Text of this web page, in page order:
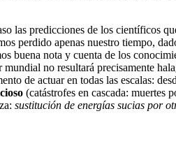
las predicciones de los científicos
perdido apenas nuestro tiempo,
buena nota y cuenta de los
mundial no resultará precisamente
de actuar en todas las escalas:
(catástrofes en cascada: muertes
sustitución de energías sucias por